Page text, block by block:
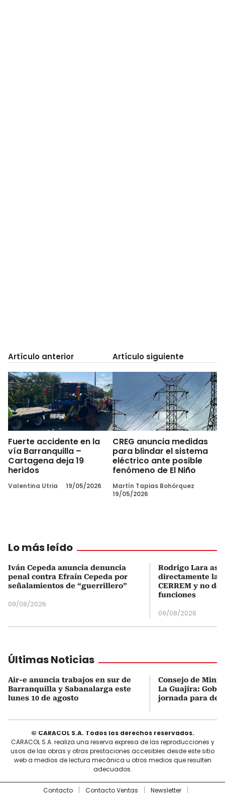
Artículo anterior
Fuerte accidente en la
vía Barranquilla –
Cartagena deja 19
heridos
Valentina Utria 19/05/2026
Artículo siguiente
CREG anuncia medidas
para blindar el sistema
eléctrico ante posible
fenómeno de El Niño
Martín Tapias Bohórquez
19/05/2026
Lo más leído
Iván Cepeda anuncia denuncia
penal contra Efraín Cepeda por
señalamientos de “guerrillero”
09/08/2026
Rodrigo Lara
directamente la
CERREM y no
funciones
09/08/2026
Últimas Noticias
Air-e anuncia trabajos en sur de
Barranquilla y Sabanalarga este
lunes 10 de agosto
Consejo de
La Guajira:
jornada para
© CARACOL S.A. Todos los derechos reservados.
CARACOL S.A. realiza una reserva expresa de las reproducciones y
usos de las obras y otras prestaciones accesibles desde este sitio
web a medios de lectura mecánica u otros medios que resulten
adecuados.
Contacto Contacto Ventas Newsletter